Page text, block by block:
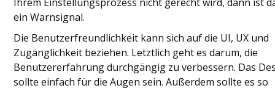
ein Warnsignal.
Die Benutzerfreundlichkeit kann sich auf die UI, UX und
Zugänglichkeit beziehen. Letztlich geht es darum, die
Benutzererfahrung durchgängig zu verbessern. Das
sollte einfach für die Augen sein. Außerdem sollte es so